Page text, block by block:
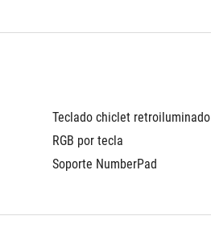
Teclado chiclet retroiluminado
RGB por tecla
Soporte NumberPad